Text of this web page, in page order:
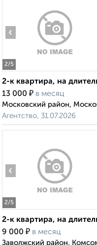
2/5
‹
2-к квартира, на
13 000 ₽ в месяц
Московский район,
Агентство, 31.07.2026
2/5
‹
2-к квартира, на
9 000 ₽ в месяц
Заволжский район,